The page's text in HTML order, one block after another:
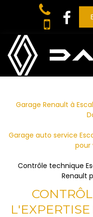
Garage Renault à
Garage auto service
pour
Contrôle technique
Renault
Panneau de gestion des